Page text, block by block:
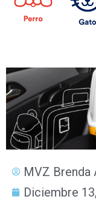
MVZ Brenda
Diciembre